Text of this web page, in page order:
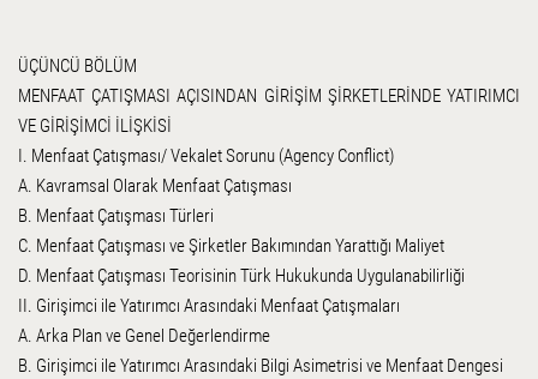
ÜÇÜNCÜ BÖLÜM
MENFAAT ÇATIŞMASI AÇISINDAN GİRİŞİM ŞİRKETLERİNDE YATIRIMCI
VE GİRİŞİMCİ İLİŞKİSİ
I. Menfaat Çatışması/ Vekalet Sorunu (Agency Conflict)
A. Kavramsal Olarak Menfaat Çatışması
B. Menfaat Çatışması Türleri
C. Menfaat Çatışması ve Şirketler Bakımından Yarattığı Maliyet
D. Menfaat Çatışması Teorisinin Türk Hukukunda Uygulanabilirliği
II. Girişimci ile Yatırımcı Arasındaki Menfaat Çatışmaları
A. Arka Plan ve Genel Değerlendirme
B. Girişimci ile Yatırımcı Arasındaki Bilgi Asimetrisi ve Menfaat Dengesi